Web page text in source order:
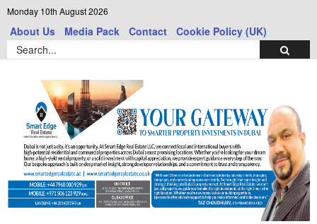
Monday 10th August 2026
About Us Media Pack Contact Cookie Policy (UK)